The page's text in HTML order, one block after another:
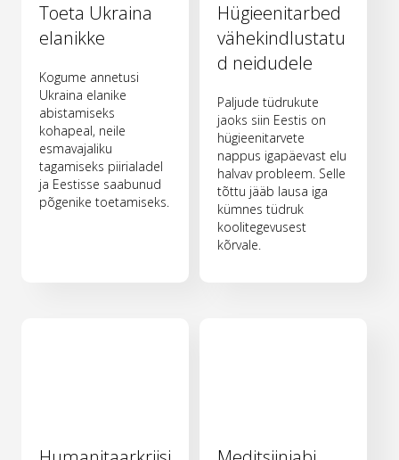
Toeta Ukraina
elanikke
Kogume annetusi
Ukraina elanike
abistamiseks
kohapeal, neile
esmavajaliku
tagamiseks piirialadel
ja Eestisse saabunud
põgenike toetamiseks.
Hügieenitarbed
vähekindlustatu
d neidudele
Paljude tüdrukute
jaoks siin Eestis on
hügieenitarvete
nappus igapäevast elu
halvav probleem. Selle
tõttu jääb lausa iga
kümnes tüdruk
koolitegevusest
kõrvale.